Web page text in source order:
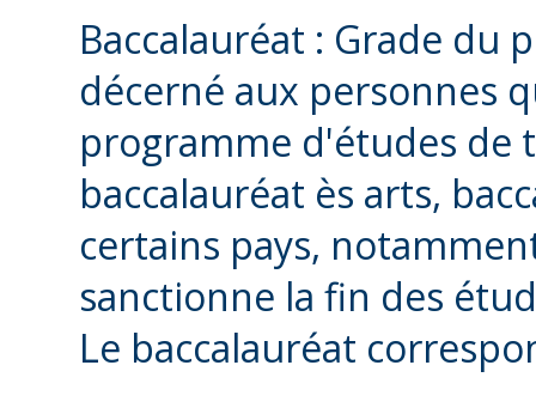
Baccalauréat : Grade du
décerné aux personnes
programme d'études de
baccalauréat ès arts,
certains pays,
sanctionne la fin des
Le baccalauréat